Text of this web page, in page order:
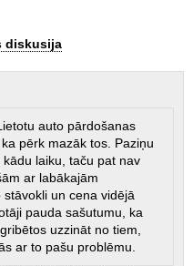
diskusija
auto pārdošanas
pērk mazāk tos. Paziņu
laiku, taču pat nav
ar labākajām
un cena vidējā
pauda sašutumu, ka
uzzināt no tiem,
ar to pašu problēmu.